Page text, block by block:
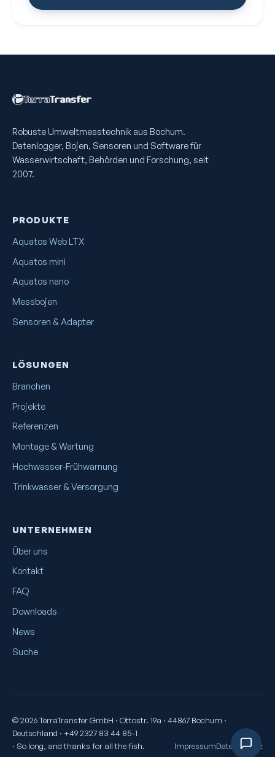
Robuste Umweltmess­technik aus Bochum.
Datenlogger, Bojen, Sensoren und Software für
Wasserwirtschaft, Behörden und Forschung, seit
2007.
PRODUKTE
Aquatos Web LTX
Aquatos mini
Aquatos nano
Messbojen
Sensoren & Adapter
LÖSUNGEN
Branchen
Projekte
Referenzen
Montage & Wartung
Hochwasser-Frühwarnung
Trinkwasser & Versorgung
UNTERNEHMEN
Über uns
Kontakt
FAQ
Downloads
News
Suche
© 2026 TerraTransfer GmbH · Ottostr. 19a · 44867 Bochum ·
Deutschland · +49 2327 83 44 85-1
· So long, and thanks for all the fish.
ImpressumDatenschutz